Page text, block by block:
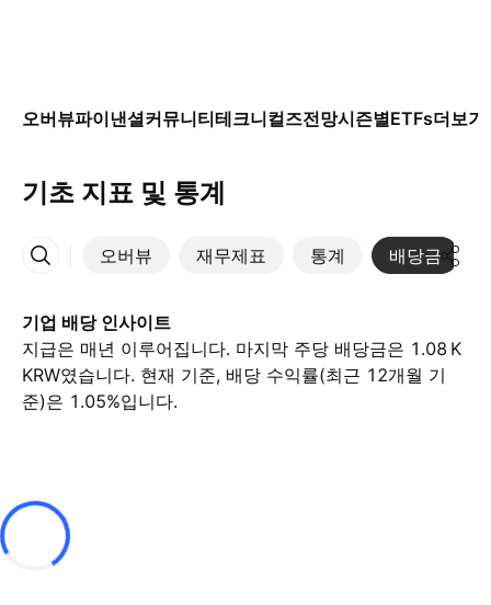
오버뷰파이낸셜커뮤니티테크니컬즈전망시즌별ETFs더보기
기초 지표 및 통계
오버뷰 재무제표 통계 배당금
More
기업 배당 인사이트
지급은 매년 이루어집니다. 마지막 주당 배당금은 ‪1.08 K‬
KRW였습니다. 현재 기준, 배당 수익률(최근 12개월 기
준)은 1.05%입니다.